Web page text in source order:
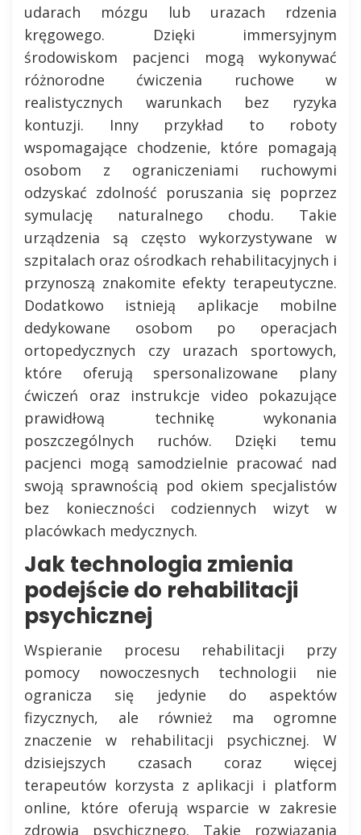
udarach mózgu lub urazach rdzenia
kręgowego. Dzięki immersyjnym
środowiskom pacjenci mogą wykonywać
różnorodne ćwiczenia ruchowe w
realistycznych warunkach bez ryzyka
kontuzji. Inny przykład to roboty
wspomagające chodzenie, które pomagają
osobom z ograniczeniami ruchowymi
odzyskać zdolność poruszania się poprzez
symulację naturalnego chodu. Takie
urządzenia są często wykorzystywane w
szpitalach oraz ośrodkach rehabilitacyjnych i
przynoszą znakomite efekty terapeutyczne.
Dodatkowo istnieją aplikacje mobilne
dedykowane osobom po operacjach
ortopedycznych czy urazach sportowych,
które oferują spersonalizowane plany
ćwiczeń oraz instrukcje video pokazujące
prawidłową technikę wykonania
poszczególnych ruchów. Dzięki temu
pacjenci mogą samodzielnie pracować nad
swoją sprawnością pod okiem specjalistów
bez konieczności codziennych wizyt w
placówkach medycznych.
Jak technologia zmienia
podejście do rehabilitacji
psychicznej
Wspieranie procesu rehabilitacji przy
pomocy nowoczesnych technologii nie
ogranicza się jedynie do aspektów
fizycznych, ale również ma ogromne
znaczenie w rehabilitacji psychicznej. W
dzisiejszych czasach coraz więcej
terapeutów korzysta z aplikacji i platform
online, które oferują wsparcie w zakresie
zdrowia psychicznego. Takie rozwiązania